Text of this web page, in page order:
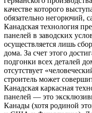
качестве которого
обязательно
Канадская технология
панелей в заводских
осуществляется лишь
дома. За счет этого
подгонки всех деталей
отсутствует
строитель может
Канадская каркасная
панелей — это
Канады (хотя родиной